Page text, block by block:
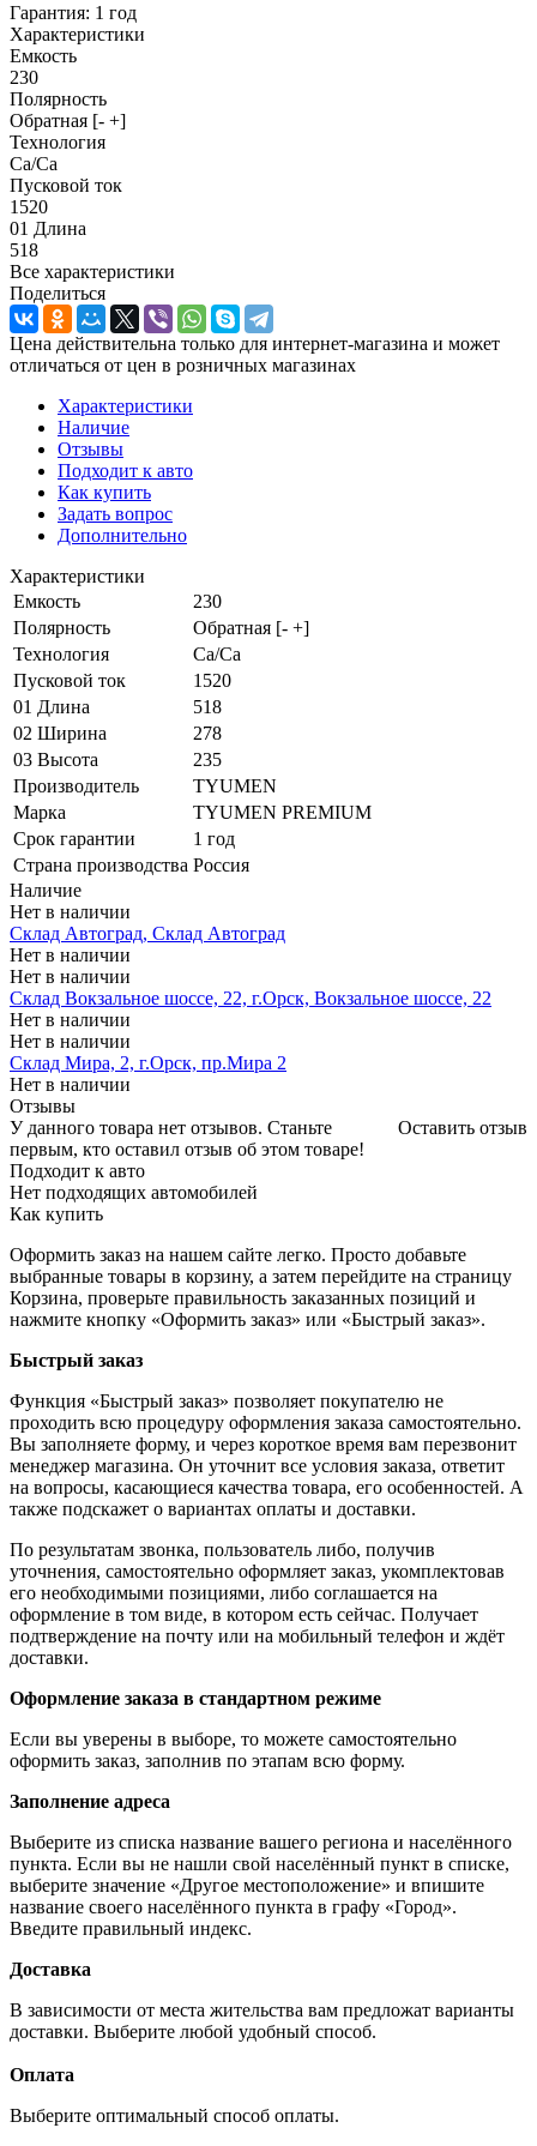
Гарантия: 1 год
Характеристики
Емкость
230
Полярность
Обратная [- +]
Технология
Ca/Ca
Пусковой ток
1520
01 Длина
518
Все характеристики
Поделиться
Цена действительна только для интернет-магазина и может
отличаться от цен в розничных магазинах
Характеристики
Наличие
Отзывы
Подходит к авто
Как купить
Задать вопрос
Дополнительно
Характеристики
Емкость
230
Полярность
Обратная [- +]
Технология
Ca/Ca
Пусковой ток
1520
01 Длина
518
02 Ширина
278
03 Высота
235
Производитель
TYUMEN
Марка
TYUMEN PREMIUM
Срок гарантии
1 год
Страна производства Россия
Наличие
Нет в наличии
Склад Автоград, Склад Автоград
Нет в наличии
Нет в наличии
Склад Вокзальное шоссе, 22, г.Орск, Вокзальное шоссе, 22
Нет в наличии
Нет в наличии
Склад Мира, 2, г.Орск, пр.Мира 2
Нет в наличии
Отзывы
Оставить отзыв
У данного товара нет отзывов. Станьте
первым, кто оставил отзыв об этом товаре!
Подходит к авто
Нет подходящих автомобилей
Как купить
Оформить заказ на нашем сайте легко. Просто добавьте
выбранные товары в корзину, а затем перейдите на страницу
Корзина, проверьте правильность заказанных позиций и
нажмите кнопку «Оформить заказ» или «Быстрый заказ».
Быстрый заказ
Функция «Быстрый заказ» позволяет покупателю не
проходить всю процедуру оформления заказа самостоятельно.
Вы заполняете форму, и через короткое время вам перезвонит
менеджер магазина. Он уточнит все условия заказа, ответит
на вопросы, касающиеся качества товара, его особенностей. А
также подскажет о вариантах оплаты и доставки.
По результатам звонка, пользователь либо, получив
уточнения, самостоятельно оформляет заказ, укомплектовав
его необходимыми позициями, либо соглашается на
оформление в том виде, в котором есть сейчас. Получает
подтверждение на почту или на мобильный телефон и ждёт
доставки.
Оформление заказа в стандартном режиме
Если вы уверены в выборе, то можете самостоятельно
оформить заказ, заполнив по этапам всю форму.
Заполнение адреса
Выберите из списка название вашего региона и населённого
пункта. Если вы не нашли свой населённый пункт в списке,
выберите значение «Другое местоположение» и впишите
название своего населённого пункта в графу «Город».
Введите правильный индекс.
Доставка
В зависимости от места жительства вам предложат варианты
доставки. Выберите любой удобный способ.
Оплата
Выберите оптимальный способ оплаты.